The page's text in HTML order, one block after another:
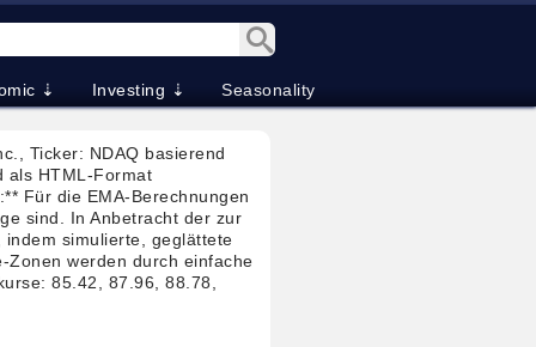
⇣ Investing ⇣ Seasonality
Ticker: NDAQ basierend
als HTML-Format
Für die EMA-Berechnungen
sind. In Anbetracht der zur
simulierte, geglättete
Zonen werden durch einfache
85.42, 87.96, 88.78,